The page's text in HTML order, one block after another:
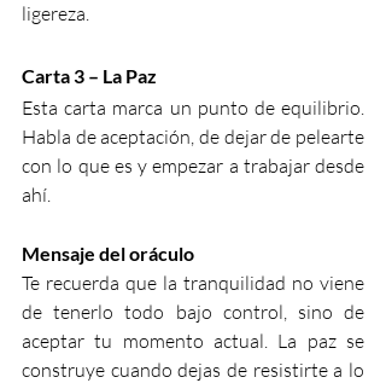
ligereza.
Carta 3 – La Paz
Esta carta marca un punto de equilibrio.
Habla de aceptación, de dejar de pelearte
con lo que es y empezar a trabajar desde
ahí.
Mensaje del oráculo
Te recuerda que la tranquilidad no viene
de tenerlo todo bajo control, sino de
aceptar tu momento actual. La paz se
construye cuando dejas de resistirte a lo